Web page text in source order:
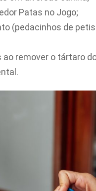
Patas no Jogo;
(pedacinhos de
remover o tártaro